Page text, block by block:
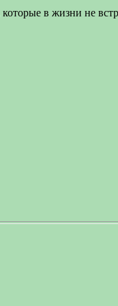
в жизни не